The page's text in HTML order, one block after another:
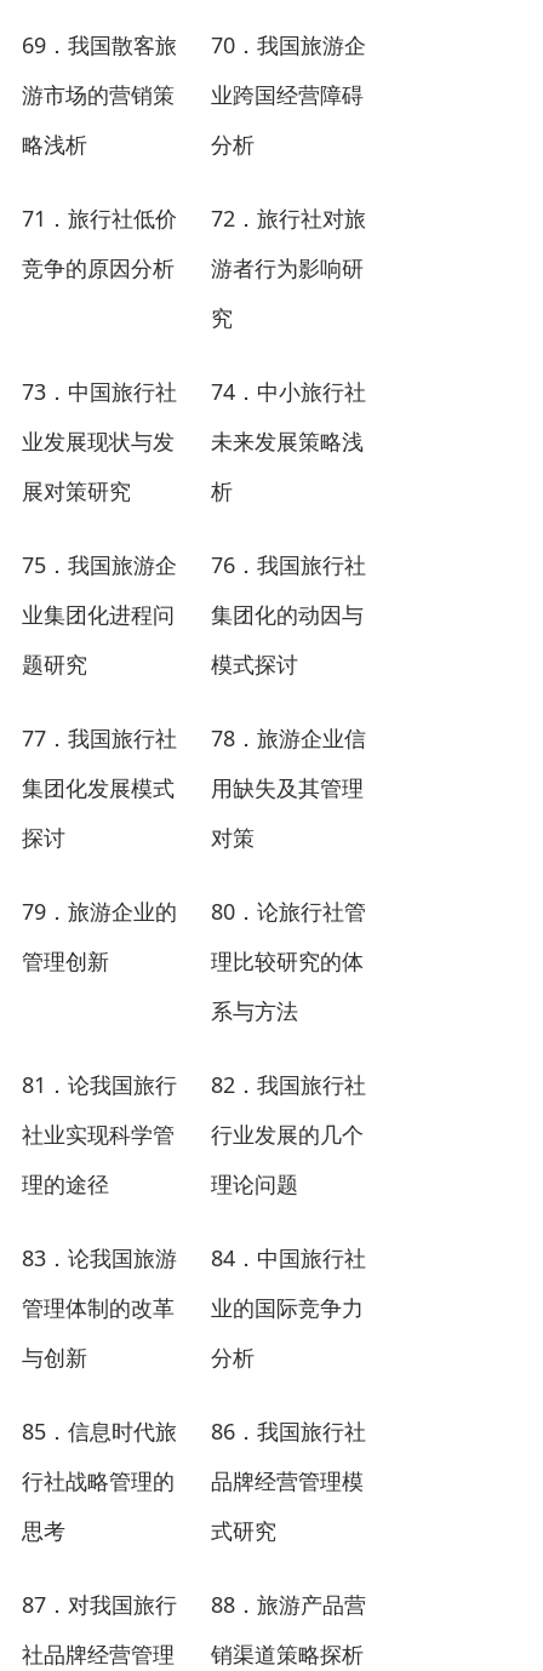
69 ． 我国散客旅
游市场的营销策
略浅析
70 ． 我国旅游企
业跨国经营障碍
分析
71 ． 旅行社低价
竞争的原因分析
72 ． 旅行社对旅
游者行为影响研
究
73 ． 中国旅行社
业发展现状与发
展对策研究
74 ． 中小旅行社
未来发展策略浅
析
75 ． 我国旅游企
业集团化进程问
题研究
76 ． 我国旅行社
集团化的动因与
模式探讨
77 ． 我国旅行社
集团化发展模式
探讨
78 ． 旅游企业信
用缺失及其管理
对策
79 ． 旅游企业的
管理创新
80 ． 论旅行社管
理比较研究的体
系与方法
81 ． 论我国旅行
社业实现科学管
理的途径
82 ． 我国旅行社
行业发展的几个
理论问题
83 ． 论我国旅游
管理体制的改革
与创新
84 ． 中国旅行社
业的国际竞争力
分析
85 ． 信息时代旅
行社战略管理的
思考
86 ． 我国旅行社
品牌经营管理模
式研究
87 ． 对我国旅行
社品牌经营管理
88 ． 旅游产品营
销渠道策略探析